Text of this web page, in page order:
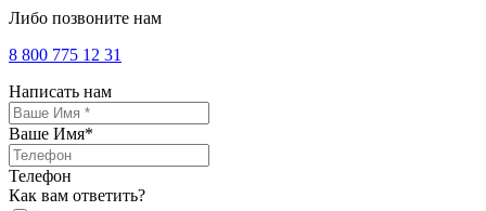
Либо позвоните нам
8 800 775 12 31
Написать нам
Ваше Имя*
Телефон
Как вам ответить?